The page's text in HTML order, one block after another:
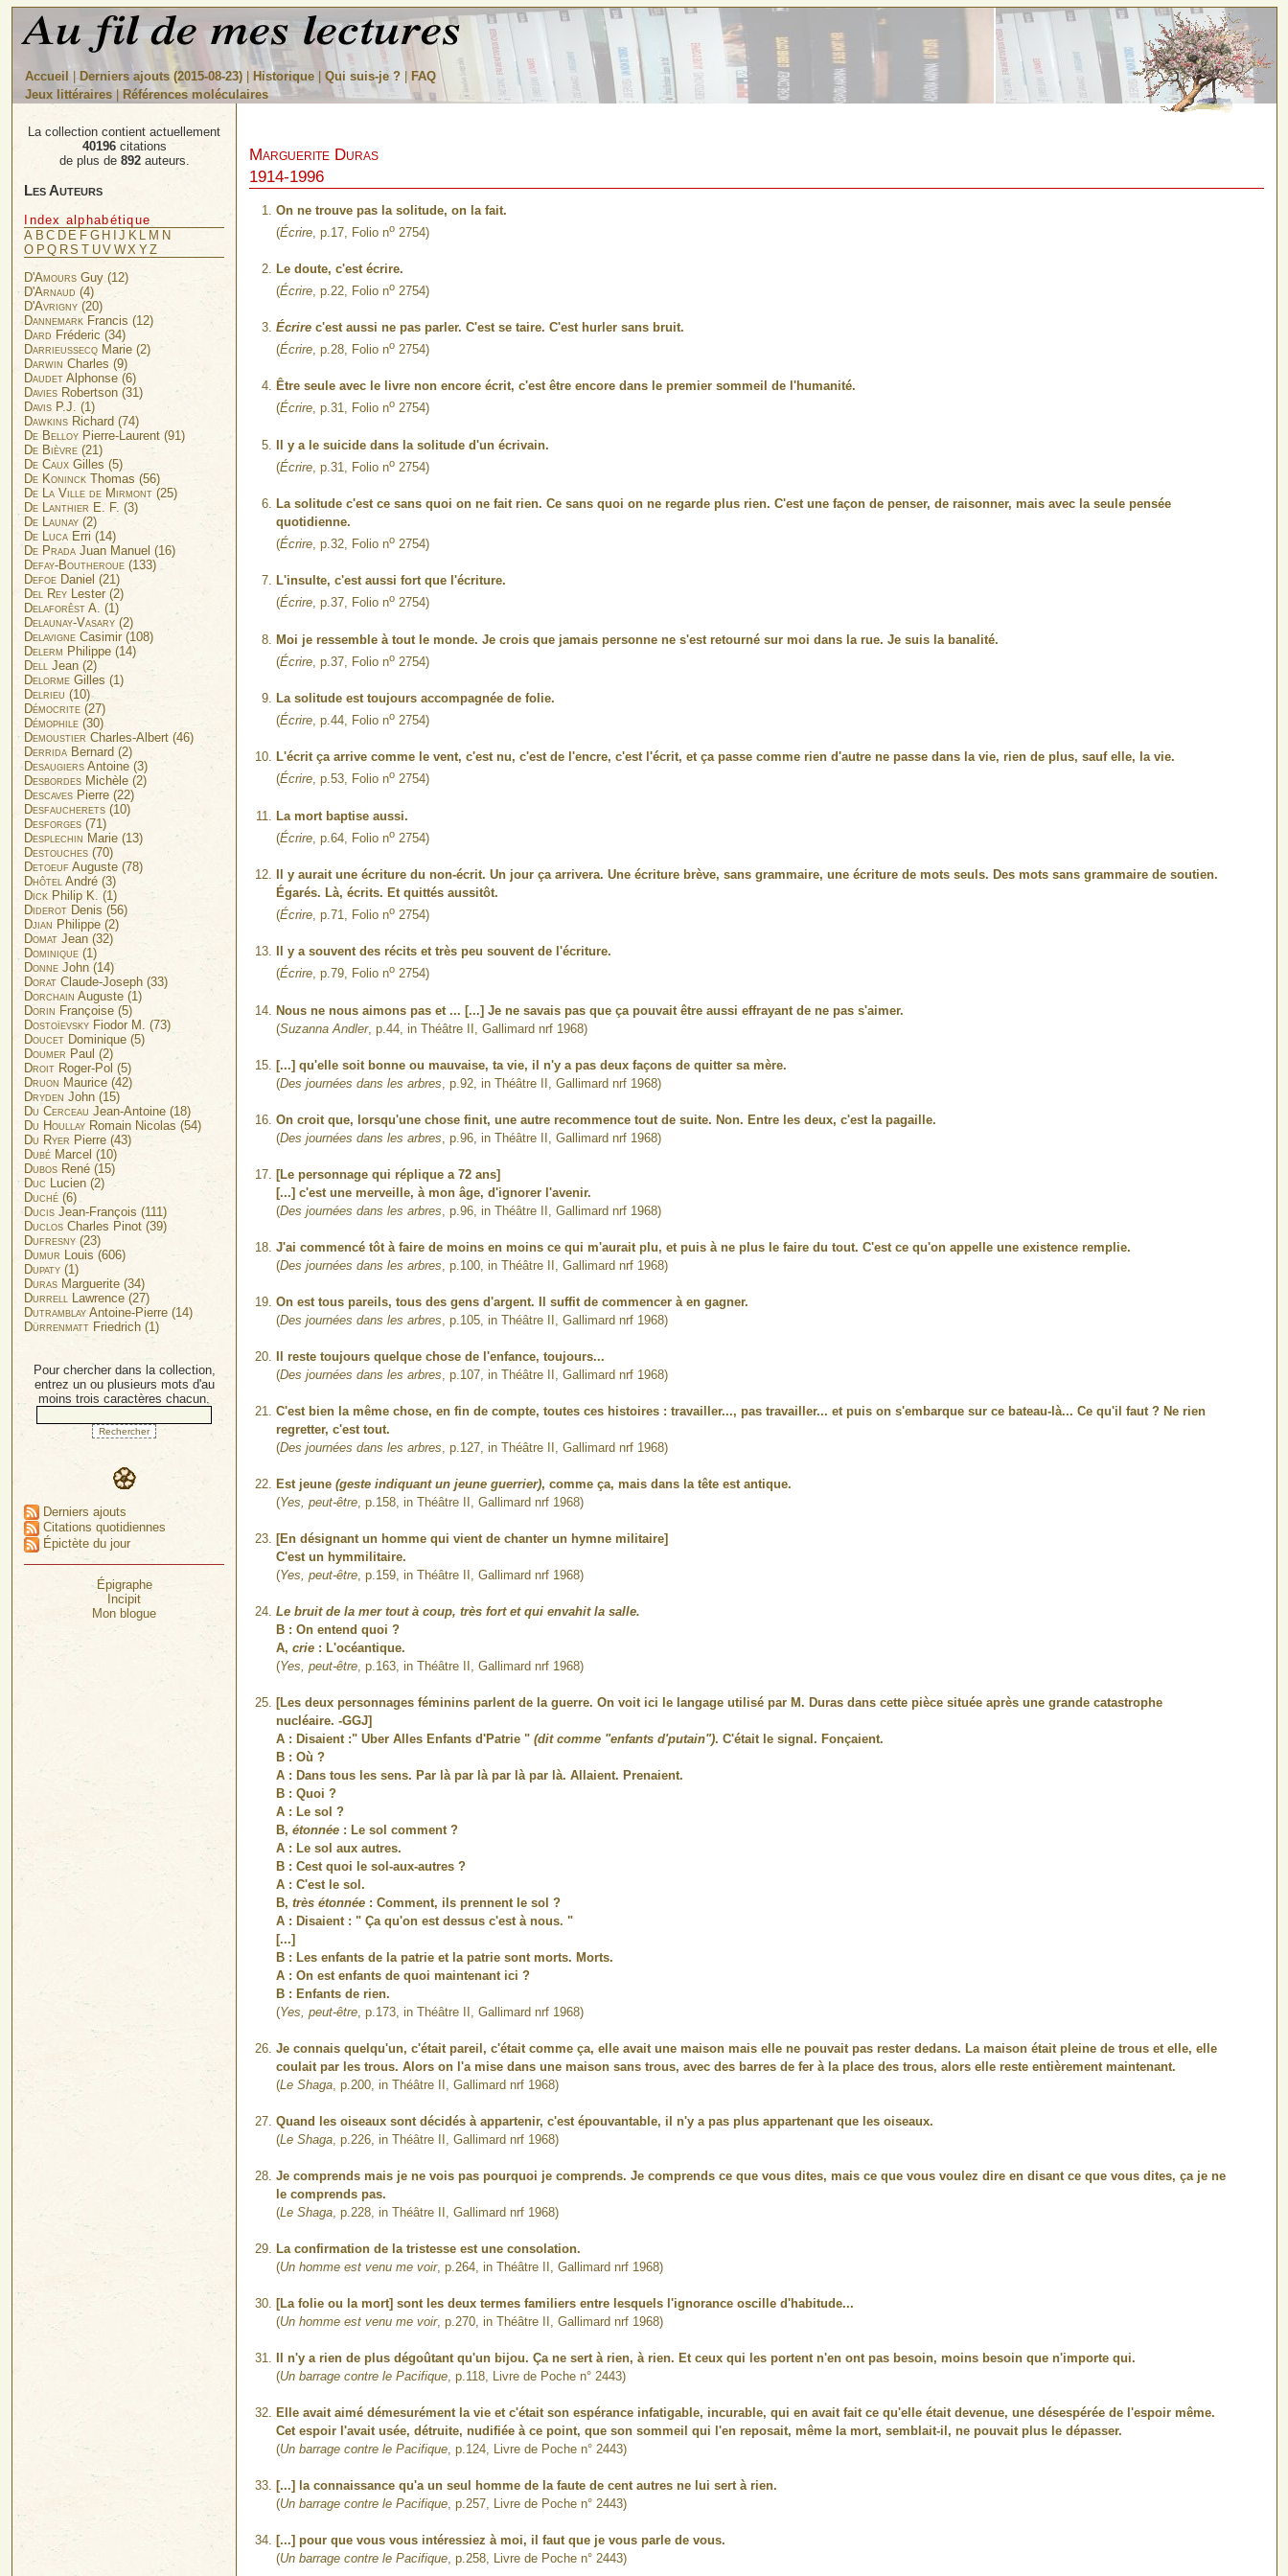
Accueil | Derniers ajouts (2015-08-23) | Historique| Qui suis-je ? | FAQ
Jeux littéraires| Références moléculaires
Marguerite Duras
1914-1996
On ne trouve pas la solitude, on la fait.
(Écrire, p.17, Folio no2754)
Le doute, c'est écrire.
(Écrire, p.22, Folio no2754)
Écrirec'est aussi ne pas parler. C'est se taire. C'est hurler sans bruit.
(Écrire, p.28, Folio no2754)
Être seule avec le livre non encore écrit, c'est être encore dans le premier sommeil de l'humanité.
(Écrire, p.31, Folio no2754)
Il y a le suicide dans la solitude d'un écrivain.
(Écrire, p.31, Folio no2754)
La solitude c'est ce sans quoi on ne fait rien. Ce sans quoi on ne regarde plus rien. C'est une façon de penser, de raisonner, mais avec la seule pensée
quotidienne.
(Écrire, p.32, Folio no2754)
L'insulte, c'est aussi fort que l'écriture.
(Écrire, p.37, Folio no2754)
Moi je ressemble à tout le monde. Je crois que jamais personne ne s'est retourné sur moi dans la rue. Je suis la banalité.
(Écrire, p.37, Folio no2754)
La solitude est toujours accompagnée de folie.
(Écrire, p.44, Folio no2754)
L'écrit ça arrive comme le vent, c'est nu, c'est de l'encre, c'est l'écrit, et ça passe comme rien d'autre ne passe dans la vie, rien de plus, sauf elle, la vie.
(Écrire, p.53, Folio no2754)
La mort baptise aussi.
(Écrire, p.64, Folio no2754)
Il y aurait une écriture du non-écrit. Un jour ça arrivera. Une écriture brève, sans grammaire, une écriture de mots seuls. Des mots sans grammaire de soutien.
Égarés. Là, écrits. Et quittés aussitôt.
(Écrire, p.71, Folio no2754)
Il y a souvent des récits et très peu souvent de l'écriture.
(Écrire, p.79, Folio no2754)
Nous ne nous aimons pas et ... [...] Je ne savais pas que ça pouvait être aussi effrayant de ne pas s'aimer.
(Suzanna Andler, p.44, in Théâtre II, Gallimard nrf 1968)
[...] qu'elle soit bonne ou mauvaise, ta vie, il n'y a pas deux façons de quitter sa mère.
(Des journées dans les arbres , p.92, in Théâtre II, Gallimard nrf 1968)
On croit que, lorsqu'une chose finit, une autre recommence tout de suite. Non. Entre les deux, c'est la pagaille.
(Des journées dans les arbres , p.96, in Théâtre II, Gallimard nrf 1968)
[Le personnage qui réplique a 72 ans]
[...] c'est une merveille, à mon âge, d'ignorer l'avenir.
(Des journées dans les arbres , p.96, in Théâtre II, Gallimard nrf 1968)
J'ai commencé tôt à faire de moins en moins ce qui m'aurait plu, et puis à ne plus le faire du tout. C'est ce qu'on appelle une existence remplie.
(Des journées dans les arbres , p.100, in Théâtre II, Gallimard nrf 1968)
On est tous pareils, tous des gens d'argent. Il suffit de commencer à en gagner.
(Des journées dans les arbres , p.105, in Théâtre II, Gallimard nrf 1968)
Il reste toujours quelque chose de l'enfance, toujours...
(Des journées dans les arbres , p.107, in Théâtre II, Gallimard nrf 1968)
C'est bien la même chose, en fin de compte, toutes ces histoires : travailler..., pas travailler... et puis on s'embarque sur ce bateau-là... Ce qu'il faut ? Ne rien
regretter, c'est tout.
(Des journées dans les arbres , p.127, in Théâtre II, Gallimard nrf 1968)
Est jeune (geste indiquant un jeune guerrier), comme ça, mais dans la tête est antique.
(Yes, peut-être, p.158, in Théâtre II, Gallimard nrf 1968)
[En désignant un homme qui vient de chanter un hymne militaire]
C'est un hymmilitaire.
(Yes, peut-être, p.159, in Théâtre II, Gallimard nrf 1968)
Le bruit de la mer tout à coup, très fort et qui envahit la salle.
B : On entend quoi ?
A, crie: L'océantique.
(Yes, peut-être, p.163, in Théâtre II, Gallimard nrf 1968)
[Les deux personnages féminins parlent de la guerre. On voit ici le langage utilisé par M. Duras dans cette pièce située après une grande catastrophe
nucléaire. -GGJ]
A : Disaient :" Uber Alles Enfants d'Patrie " (dit comme "enfants d'putain"). C'était le signal. Fonçaient.
B : Où ?
A : Dans tous les sens. Par là par là par là par là. Allaient. Prenaient.
B : Quoi ?
A : Le sol ?
B, étonnée: Le sol comment ?
A : Le sol aux autres.
B : Cest quoi le sol-aux-autres ?
A : C'est le sol.
B, très étonnée: Comment, ils prennent le sol ?
A : Disaient : " Ça qu'on est dessus c'est à nous. "
[...]
B : Les enfants de la patrie et la patrie sont morts. Morts.
A : On est enfants de quoi maintenant ici ?
B : Enfants de rien.
(Yes, peut-être, p.173, in Théâtre II, Gallimard nrf 1968)
Je connais quelqu'un, c'était pareil, c'était comme ça, elle avait une maison mais elle ne pouvait pas rester dedans. La maison était pleine de trous et elle, elle
coulait par les trous. Alors on l'a mise dans une maison sans trous, avec des barres de fer à la place des trous, alors elle reste entièrement maintenant.
(Le Shaga, p.200, in Théâtre II, Gallimard nrf 1968)
Quand les oiseaux sont décidés à appartenir, c'est épouvantable, il n'y a pas plus appartenant que les oiseaux.
(Le Shaga, p.226, in Théâtre II, Gallimard nrf 1968)
Je comprends mais je ne vois pas pourquoi je comprends. Je comprends ce que vous dites, mais ce que vous voulez dire en disant ce que vous dites, ça je ne
le comprends pas.
(Le Shaga, p.228, in Théâtre II, Gallimard nrf 1968)
La confirmation de la tristesse est une consolation.
(Un homme est venu me voir, p.264, in Théâtre II, Gallimard nrf 1968)
[La folie ou la mort] sont les deux termes familiers entre lesquels l'ignorance oscille d'habitude...
(Un homme est venu me voir, p.270, in Théâtre II, Gallimard nrf 1968)
Il n'y a rien de plus dégoûtant qu'un bijou. Ça ne sert à rien, à rien. Et ceux qui les portent n'en ont pas besoin, moins besoin que n'importe qui.
(Un barrage contre le Pacifique, p.118, Livre de Poche n° 2443)
Elle avait aimé démesurément la vie et c'était son espérance infatigable, incurable, qui en avait fait ce qu'elle était devenue, une désespérée de l'espoir même.
Cet espoir l'avait usée, détruite, nudifiée à ce point, que son sommeil qui l'en reposait, même la mort, semblait-il, ne pouvait plus le dépasser.
(Un barrage contre le Pacifique, p.124, Livre de Poche n° 2443)
[...] la connaissance qu'a un seul homme de la faute de cent autres ne lui sert à rien.
(Un barrage contre le Pacifique, p.257, Livre de Poche n° 2443)
[...] pour que vous vous intéressiez à moi, il faut que je vous parle de vous.
(Un barrage contre le Pacifique, p.258, Livre de Poche n° 2443)
La collection contient actuellement
40196citations
de plus de 892auteurs.
Les Auteurs
Index alphabétique
A BC D E F G H IJ K L M N
O PQ RST UV WX YZ
D'Amours Guy (12)
D'Arnaud (4)
D'Avrigny (20)
Dannemark Francis (12)
Dard Fréderic (34)
Darrieussecq Marie (2)
Darwin Charles (9)
Daudet Alphonse (6)
Davies Robertson (31)
Davis P.J. (1)
Dawkins Richard (74)
De Belloy Pierre-Laurent (91)
De Bièvre (21)
De Caux Gilles (5)
De Koninck Thomas (56)
De La Ville de Mirmont (25)
De Lanthier E. F. (3)
De Launay (2)
De Luca Erri (14)
De Prada Juan Manuel (16)
Defay-Boutheroue (133)
Defoe Daniel (21)
Del Rey Lester (2)
Delaforêst A. (1)
Delaunay-Vasary (2)
Delavigne Casimir (108)
Delerm Philippe (14)
Dell Jean (2)
Delorme Gilles (1)
Delrieu (10)
Démocrite (27)
Démophile (30)
Demoustier Charles-Albert (46)
Derrida Bernard (2)
Desaugiers Antoine (3)
Desbordes Michèle (2)
Descaves Pierre (22)
Desfaucherets (10)
Desforges (71)
Desplechin Marie (13)
Destouches (70)
Detoeuf Auguste (78)
Dhôtel André (3)
Dick Philip K. (1)
Diderot Denis (56)
Djian Philippe (2)
Domat Jean (32)
Dominique (1)
Donne John (14)
Dorat Claude-Joseph (33)
Dorchain Auguste (1)
Dorin Françoise (5)
Dostoïevsky Fiodor M. (73)
Doucet Dominique (5)
Doumer Paul (2)
Droit Roger-Pol (5)
Druon Maurice (42)
Dryden John (15)
Du Cerceau Jean-Antoine (18)
Du Houllay Romain Nicolas (54)
Du Ryer Pierre (43)
Dubé Marcel (10)
Dubos René (15)
Duc Lucien (2)
Duché (6)
Ducis Jean-François (111)
Duclos Charles Pinot (39)
Dufresny (23)
Dumur Louis (606)
Dupaty (1)
Duras Marguerite (34)
Durrell
Lawrence (27)
Dutramblay Antoine-Pierre (14)
Dürrenmatt Friedrich (1)
Pour chercher dans la collection,
entrez un ou plusieurs mots d'au
moins trois caractères chacun.
Derniers ajouts
Citations quotidiennes
Épictète du jour
Épigraphe
Incipit
Mon blogue